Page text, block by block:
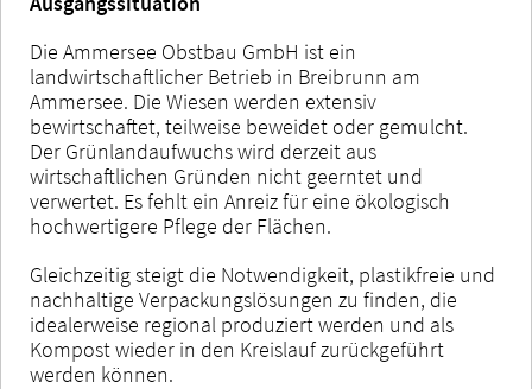
Die Ammersee Obstbau GmbH ist ein
landwirtschaftlicher Betrieb in Breibrunn am
Ammersee. Die Wiesen werden extensiv
bewirtschaftet, teilweise beweidet oder gemulcht.
Der Grünlandaufwuchs wird derzeit aus
wirtschaftlichen Gründen nicht geerntet und
verwertet. Es fehlt ein Anreiz für eine ökologisch
hochwertigere Pflege der Flächen.
Gleichzeitig steigt die Notwendigkeit, plastikfreie und
nachhaltige Verpackungslösungen zu finden, die
idealerweise regional produziert werden und als
Kompost wieder in den Kreislauf zurückgeführt
werden können.